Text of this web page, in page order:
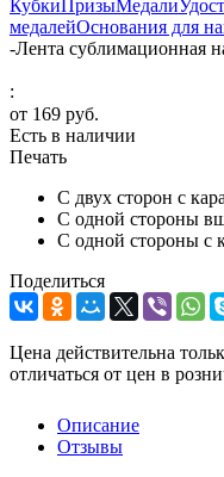
КубкиПризыМедали
медалейОснования для
-Лента сублимационная
:
от 169 руб.
Есть в наличии
Печать
С двух сторон с
С одной стороны
С одной стороны с
Поделиться
Цена действительна
отличаться от цен в
Описание
Отзывы